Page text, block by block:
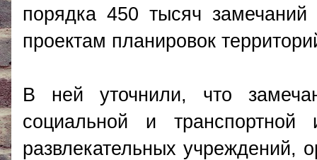
порядка 450 тысяч
проектам планировок
В ней уточнили, что
социальной и транспортной
развлекательных учреждений,